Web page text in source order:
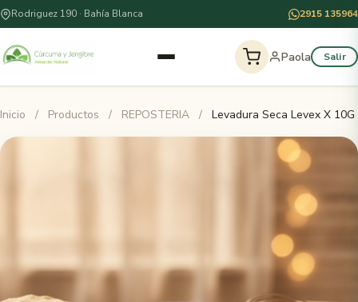
Rodriguez 190 · Bahía Blanca 2915 135964
Paola Salir
Inicio / Productos / REPOSTERIA / Levadura Seca Levex X 10G